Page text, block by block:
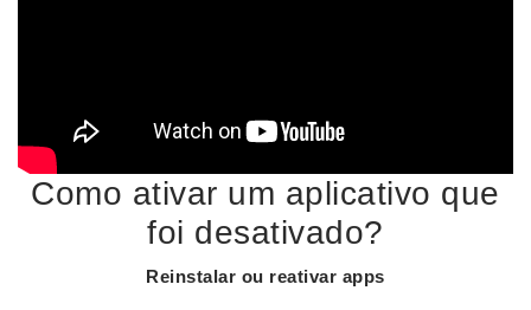
Como ativar um aplicativo que
foi desativado?
Reinstalar ou reativar apps